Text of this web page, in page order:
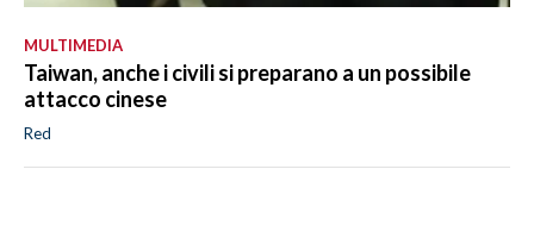
MULTIMEDIA
Taiwan, anche i civili si preparano a un possibile
attacco cinese
Red